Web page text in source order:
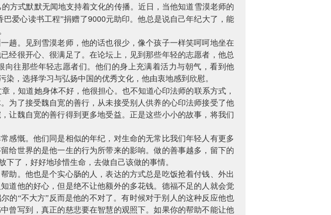
方式默默无闻地支持着文化的传播。近日，当他知道雪漠老师的
爱心读书工程”捐赠了9000元助印。他总是说自己年纪大了，能
趟。见到雪漠老师，他的话也很少，像个孩子一样笑呵呵地坐在
经很开心、很满足了。在论坛上，见到那些年轻的志愿者，他总
往那些年轻志愿者们。他们的身上充满着活力与朝气，看到他
，选择学习与弘扬中国的优秀文化，他由衷地感到欣慰。
，知道她身体不好，他很担心。也不知道心印法师的联系方式，
为了接受魏自宽的善行，从未接受别人供养的心印法师接受了他
让魏自宽的善行得到更多地受益。正是这些小小的故事，将我们
感慨。他们同是相似的年纪，对生命的无常比我们年轻人有更多
给世界的是他一生的行为所带来的影响。做的善事越多，留下的
了，好好地珍惜生命，去做自己该做的事情。
助。他也是个实心肠的人，表达的方式总是吃饭抢着付钱、外出
道他的好心，但是绝不让他额外的多花钱。德福不足的人就会觉
的“不大方”反而是他的不对了。有时候对于别人的这种反应他也
曾写到，真正的慈悲要在智慧的观照下。如果你的帮助不能让他